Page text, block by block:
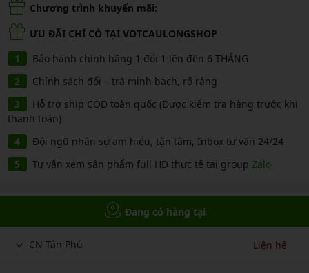
Chương trình khuyến mãi:
ƯU ĐÃI CHỈ CÓ TẠI VOTCAULONGSHOP
Bảo hành chính hãng 1 đổi 1 lên đến 6 THÁNG
Chính sách đổi – trả minh bạch, rõ ràng
Hỗ trợ ship COD toàn quốc (Được kiểm tra hàng trước khi
thanh toán)
Đội ngũ nhân sự am hiểu, tận tâm, Inbox tư vấn 24/24
Tư vấn xem sản phẩm full HD thực tế tại group Zalo
Đang có hàng tại
CN Tân Phú Liên hệ